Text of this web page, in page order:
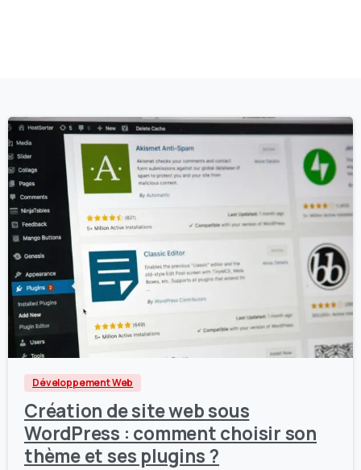
0
Développement Web
Création de site web sous
WordPress : comment choisir son
thème et ses plugins ?